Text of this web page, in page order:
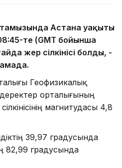
Астана уақыты
те (GMT бойынша
жер сілкінісі болды, -
Геофизикалық
орталығының
магнитудасы 4,8
39,97 градусында
82,99 градусында